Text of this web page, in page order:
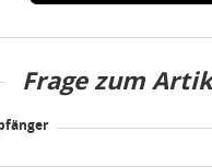
Frage zum